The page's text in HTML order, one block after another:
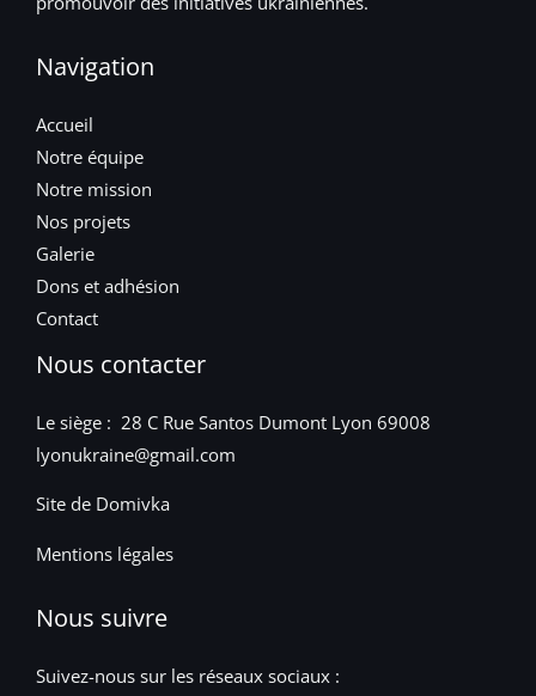
Navigation
Accueil
Notre équipe
Notre mission
Nos projets
Galerie
Dons et adhésion
Contact
Nous contacter
Le siège : 28 C Rue Santos Dumont Lyon 69008
lyonukraine@gmail.com
Site de Domivka
Mentions légales
Nous suivre
Suivez-nous sur les réseaux sociaux :